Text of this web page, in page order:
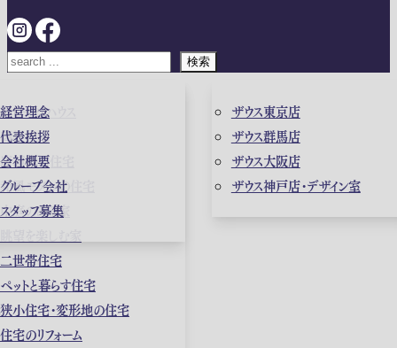
ガレージハウス
高級住宅
店舗併用住宅
和風モダンの住宅
中庭のある家
二世帯住宅
ペットと暮らす住宅
狭小住宅・変形地の住宅
住宅のリフォーム
経営理念
代表挨拶
会社概要
グループ会社
スタッフ募集
ザウス東京店
ザウス群馬店
ザウス大阪店
ザウス神戸店・デザイン室
検索